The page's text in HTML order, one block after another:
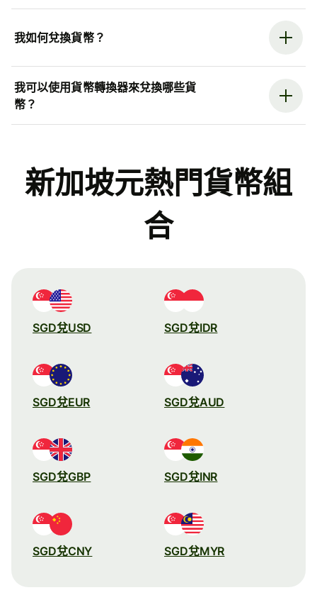
我如何兌換貨幣？
我可以使用貨幣轉換器來兌換哪些貨
幣？
新加坡元熱門貨幣組
合
SGD兌USD SGD兌IDR
SGD兌EUR SGD兌AUD
SGD兌GBP SGD兌INR
SGD兌CNY SGD兌MYR